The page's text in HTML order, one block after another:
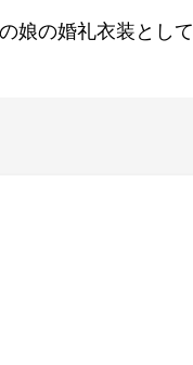
娘の婚礼衣装とし